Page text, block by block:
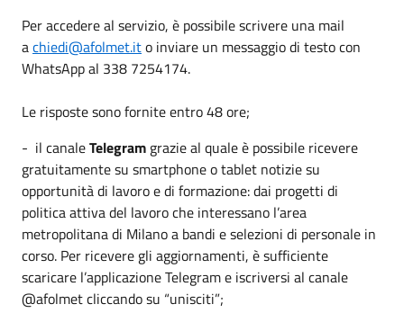
Per accedere al servizio, è possibile scrivere una mail
achiedi@afolmet.ito inviare un messaggio di testo con
WhatsApp al 338 7254174.
Le risposte sono fornite entro 48 ore;
- il canaleTelegram grazie al quale è possibile ricevere
gratuitamente su smartphone o tablet notizie su
opportunità di lavoro e di formazione: dai progetti di
politica attiva del lavoro che interessano l’area
metropolitana di Milano a bandi e selezioni di personale in
corso. Per ricevere gli aggiornamenti, è sufficiente
scaricare l’applicazione Telegram e iscriversi al canale
@afolmet cliccando su “unisciti”;